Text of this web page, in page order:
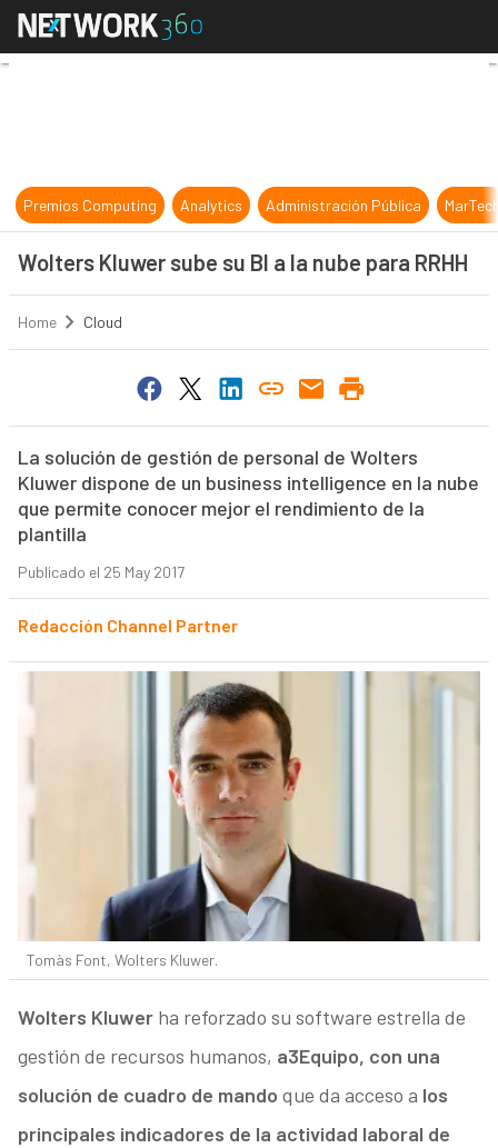
Wolters Kluwer sube su BI a la
Premios Computing Analytics Administración Pública
Wolters Kluwer sube su BI a la nube para RRHH
Home Cloud
La solución de gestión de personal de Wolters
Kluwer dispone de un business intelligence en la nube
que permite conocer mejor el rendimiento de la
plantilla
Publicado el 25 May 2017
Redacción Channel Partner
Tomàs Font, Wolters Kluwer.
Wolters Kluwer ha reforzado su software estrella de
gestión de recursos humanos, a3Equipo, con una
solución de cuadro de mando que da acceso a los
principales indicadores de la actividad laboral de